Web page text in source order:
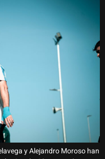
y Alejandro Moroso han